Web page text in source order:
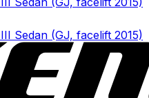
Sedan (GJ, facelift 2015)